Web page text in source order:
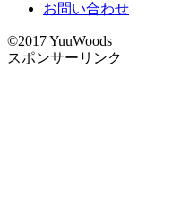
お問い合わせ
©2017 YuuWoods
スポンサーリンク